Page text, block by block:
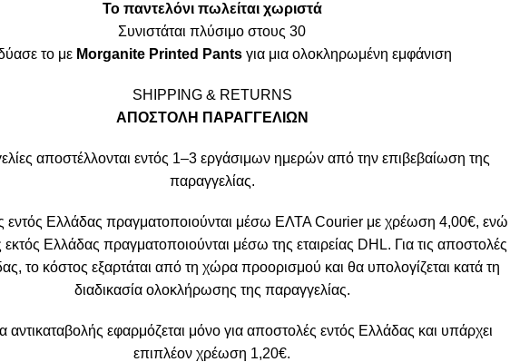
Το παντελόνι πωλείται χωριστά
Συνιστάται πλύσιμο στους 30
το με Morganite Printed Pantsγια μια ολοκληρωμένη εμφάνιση
SHIPPING & RETURNS
ΑΠΟΣΤΟΛΗ ΠΑΡΑΓΓΕΛΙΩΝ
αποστέλλονται εντός 1–3 εργάσιμων ημερών από την επιβεβαίωση της
παραγγελίας.
εντός Ελλάδας πραγματοποιούνται μέσω ΕΛΤΑ Courier με χρέωση 4,00€, ενώ
Ελλάδας πραγματοποιούνται μέσω της εταιρείας DHL. Για τις αποστολές
το κόστος εξαρτάται από τη χώρα προορισμού και θα υπολογίζεται κατά τη
διαδικασία ολοκλήρωσης της παραγγελίας.
αντικαταβολής εφαρμόζεται μόνο για αποστολές εντός Ελλάδας και υπάρχει
επιπλέον χρέωση 1,20€.